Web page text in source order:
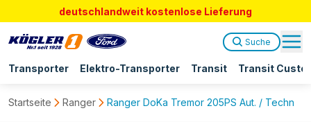
deutschlandweit kostenlose Lieferung
Transporter Elektro-Transporter Transit Transit
Suche
Startseite Ranger Ranger DoKa Tremor 205PS Aut. / Techno.-